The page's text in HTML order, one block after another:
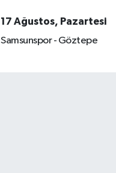
17 Ağustos, Pazartesi
Samsunspor - Göztepe